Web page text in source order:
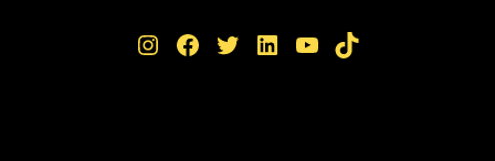
Instagram Facebook Twitter LinkedIn YouTube TikTok